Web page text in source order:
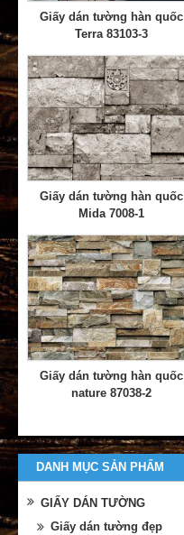
Giấy dán tường hàn quốc
Terra 83103-3
Giấy dán tường hàn quốc
Mida 7008-1
Giấy dán tường hàn quốc
nature 87038-2
DANH MỤC SẢN PHẨM
GIẤY DÁN TƯỜNG
Giấy dán tường đẹp